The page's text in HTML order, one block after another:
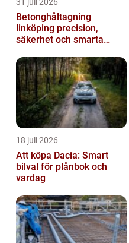
Betonghåltagning
linköping precision,
säkerhet och smarta
18 juli 2026
Att köpa Dacia: Smart
bilval för plånbok och
vardag